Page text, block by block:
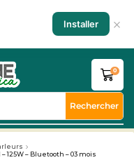
Rechercher
0
125W – Bluetooth – 03 mois
Installer ×